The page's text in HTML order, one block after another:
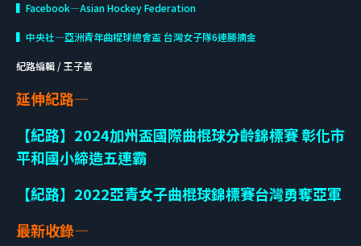
▍Facebook—Asian Hockey Federation
▍中央社—亞洲青年曲棍球總會盃 台灣女子隊6連勝摘金
紀路編輯 / 王子嘉
延伸紀路—
【紀路】2024加州盃國際曲棍球分齡錦標賽 彰化市
平和國小締造五連霸
【紀路】2022亞青女子曲棍球錦標賽台灣勇奪亞軍
最新收錄—